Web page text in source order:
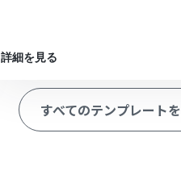
詳細を見る
すべてのテンプレート